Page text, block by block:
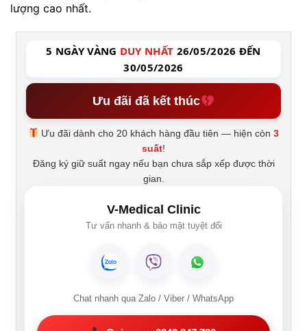
lượng cao nhất.
5 NGÀY VÀNG DUY NHẤT 26/05/2026 ĐẾN
30/05/2026
Ưu đãi đã kết thúc
Ưu đãi dành cho 20 khách hàng đầu tiên — hiện còn3
suất!
Đăng ký giữ suất ngay nếu bạn chưa sắp xếp được thời
gian.
V-Medical Clinic
Tư vấn nhanh & bảo mật tuyệt đối
Chat nhanh qua Zalo / Viber / WhatsApp